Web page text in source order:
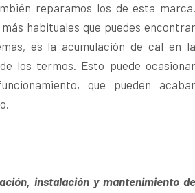
reparamos los de esta marca.
habituales que puedes encontrar
es la acumulación de cal en la
los termos. Esto puede ocasionar
que pueden acabar
instalación y mantenimiento